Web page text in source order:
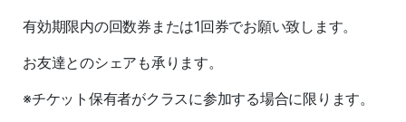
有効期限内の回数券または1回券でお願い致します。
お友達とのシェアも承ります。
※チケット保有者がクラスに参加する場合に限ります。